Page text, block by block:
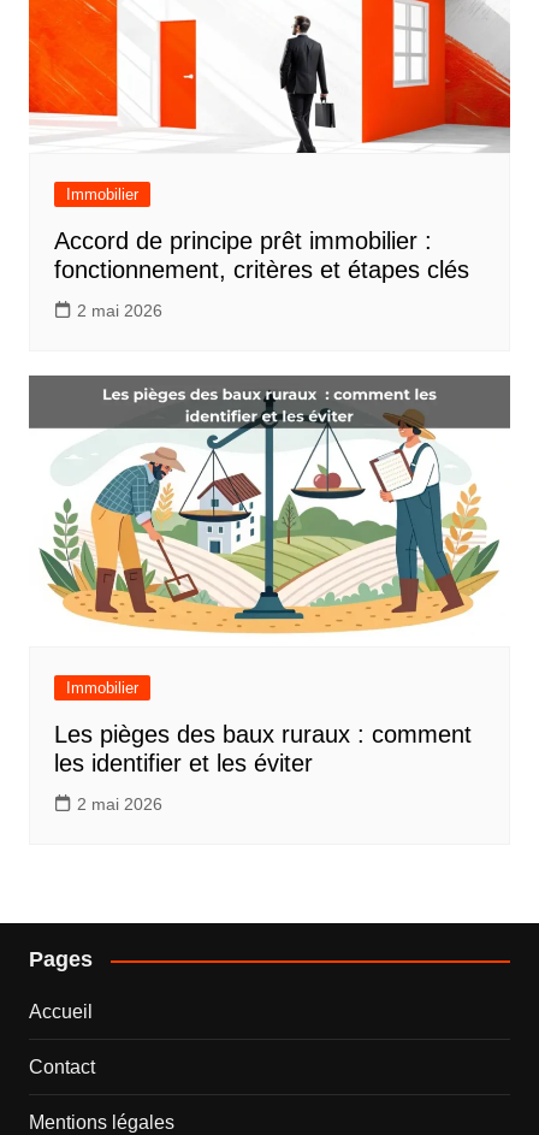
Immobilier
Accord de principe prêt immobilier :
fonctionnement, critères et étapes clés
2 mai 2026
Immobilier
Les pièges des baux ruraux : comment
les identifier et les éviter
2 mai 2026
Pages
Accueil
Contact
Mentions légales